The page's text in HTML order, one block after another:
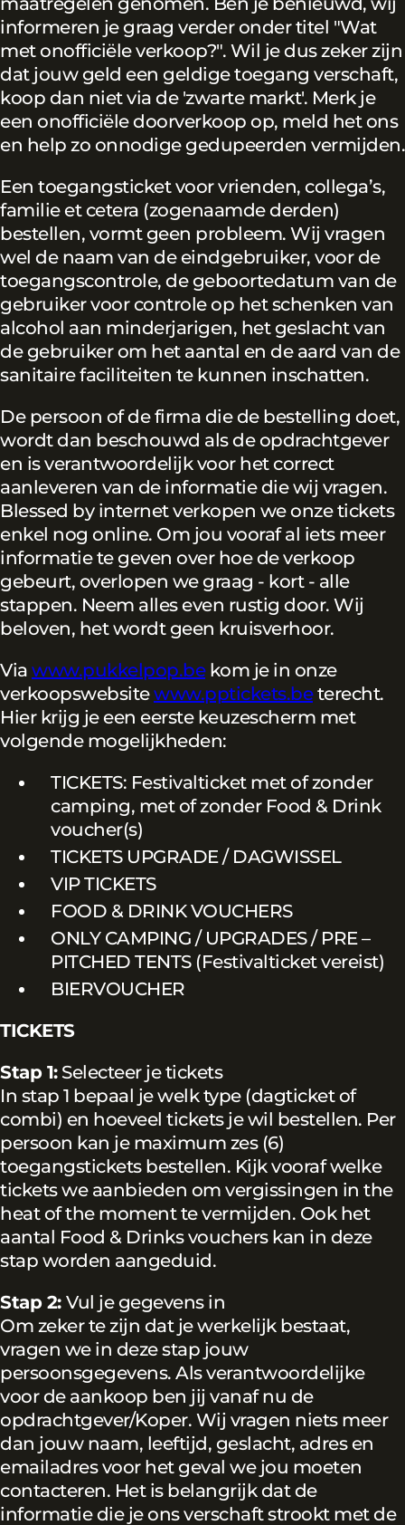
informeren je graag verder onder titel "Wat
met onofficiële verkoop?". Wil je dus zeker zijn
dat jouw geld een geldige toegang verschaft,
koop dan niet via de 'zwarte markt'. Merk je
een onofficiële doorverkoop op, meld het ons
en help zo onnodige gedupeerden vermijden.
Een toegangsticket voor vrienden, collega’s,
familie et cetera (zogenaamde derden)
bestellen, vormt geen probleem. Wij vragen
wel de naam van de eindgebruiker, voor de
toegangscontrole, de geboortedatum van de
gebruiker voor controle op het schenken van
alcohol aan minderjarigen, het geslacht van
de gebruiker om het aantal en de aard van de
sanitaire faciliteiten te kunnen inschatten.
De persoon of de firma die de bestelling doet,
wordt dan beschouwd als de opdrachtgever
en is verantwoordelijk voor het correct
aanleveren van de informatie die wij vragen.
Blessed by internet verkopen we onze tickets
enkel nog online. Om jou vooraf al iets meer
informatie te geven over hoe de verkoop
gebeurt, overlopen we graag - kort - alle
stappen. Neem alles even rustig door. Wij
beloven, het wordt geen kruisverhoor.
Via www.pukkelpop.bekom je in onze
verkoopswebsitewww.pptickets.beterecht.
Hier krijg je een eerste keuzescherm met
volgende mogelijkheden:
TICKETS: Festivalticket met of zonder
camping, met of zonder Food & Drink
voucher(s)
TICKETS UPGRADE / DAGWISSEL
VIP TICKETS
FOOD & DRINK VOUCHERS
ONLY CAMPING / UPGRADES / PRE –
PITCHED TENTS (Festivalticket vereist)
BIERVOUCHER
TICKETS
Stap 1:Selecteer je tickets
In stap 1 bepaal je welk type (dagticket of
combi) en hoeveel tickets je wil bestellen. Per
persoon kan je maximum zes (6)
toegangstickets bestellen. Kijk vooraf welke
tickets we aanbieden om vergissingen in the
heat of the moment te vermijden. Ook het
aantal Food & Drinks vouchers kan in deze
stap worden aangeduid.
Stap 2: Vul je gegevens in
Om zeker te zijn dat je werkelijk bestaat,
vragen we in deze stap jouw
persoonsgegevens. Als verantwoordelijke
voor de aankoop ben jij vanaf nu de
opdrachtgever/Koper. Wij vragen niets meer
dan jouw naam, leeftijd, geslacht, adres en
emailadres voor het geval we jou moeten
contacteren. Het is belangrijk dat de
informatie die je ons verschaft strookt met de